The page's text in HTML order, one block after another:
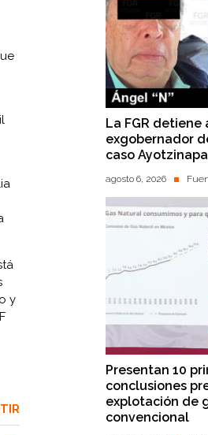
y
La FGR detiene
exgobernador
caso Ayotzinapa
agosto 6, 2026
Presentan 10
conclusiones
explotación de
convencional